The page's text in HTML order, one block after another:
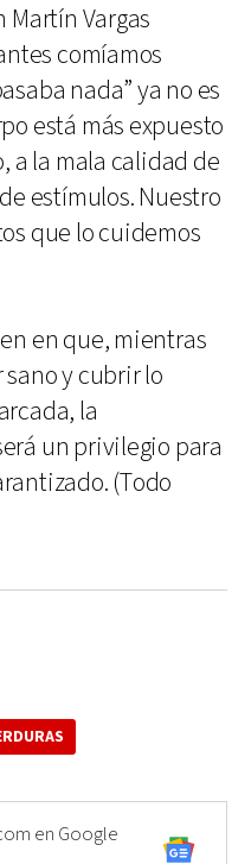
Vargas
comíamos
nada” ya no es
está más expuesto
a la mala calidad de
estímulos. Nuestro
que lo cuidemos
en que, mientras
y cubrir lo
la
un privilegio para
(Todo
en Google